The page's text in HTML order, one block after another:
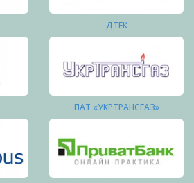
ДТЕК
ПАТ «УКРТРАНСГАЗ»